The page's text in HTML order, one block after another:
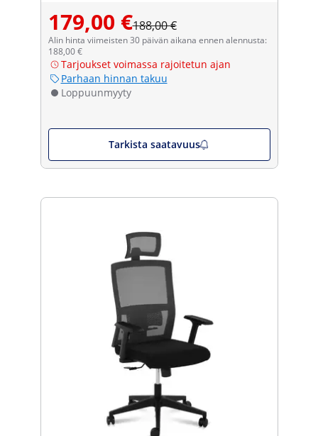
179,00 €188,00 €
Alin hinta viimeisten 30 päivän aikana ennen alennusta:
188,00 €
Tarjoukset voimassa rajoitetun ajan
Parhaan hinnan takuu
Loppuunmyyty
Tarkista saatavuus